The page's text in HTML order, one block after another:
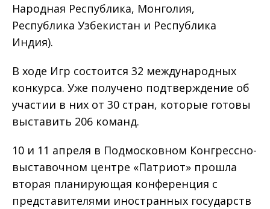
Народная Республика, Монголия,
Республика Узбекистан и Республика
Индия).
В ходе Игр состоится 32 международных
конкурса. Уже получено подтверждение об
участии в них от 30 стран, которые готовы
выставить 206 команд.
10 и 11 апреля в Подмосковном Конгрессно-
выставочном центре «Патриот» прошла
вторая планирующая конференция с
представителями иностранных государств